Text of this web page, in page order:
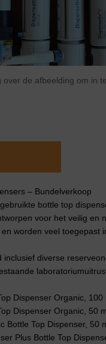
over de afbeelding om in
– Bundelverkoop
bottle top
voor het veilig en
worden veel toegepast
diverse
Dispenser Organic, 100
Dispenser Organic, 50
Bottle Top Dispenser, 50
Plus Bottle Top